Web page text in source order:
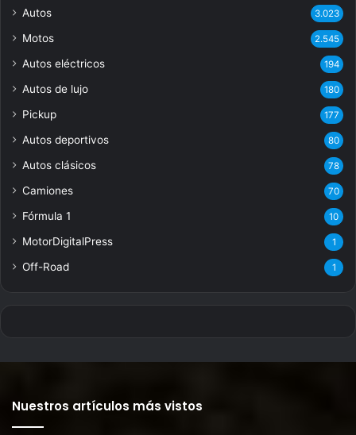
Autos 3.023
Motos 2.545
Autos eléctricos 194
Autos de lujo 180
Pickup 177
Autos deportivos 80
Autos clásicos 78
Camiones 70
Fórmula 1 10
MotorDigitalPress 1
Off-Road 1
Nuestros artículos más vistos